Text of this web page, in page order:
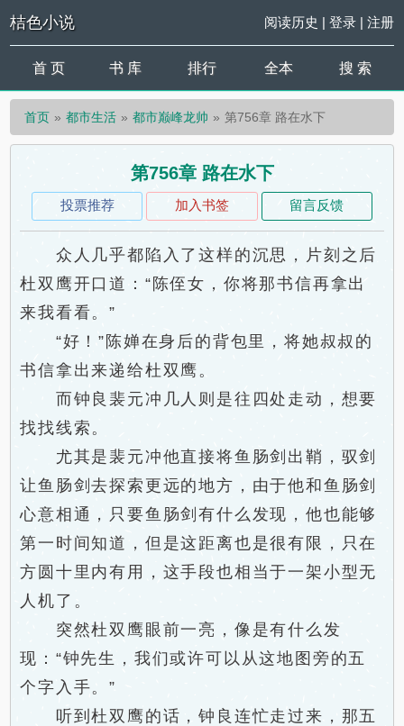
桔色小说 阅读历史 | 登录| 注册
首 页 书 库 排行 全本 搜 索
首页 都市生活 都市巅峰龙帅 第756章 路在水下
第756章 路在水下
投票推荐 加入书签 留言反馈
众人几乎都陷入了这样的沉思，片刻之后
杜双鹰开口道：“陈侄女，你将那书信再拿出
来我看看。”
“好！”陈婵在身后的背包里，将她叔叔的
书信拿出来递给杜双鹰。
而钟良裴元冲几人则是往四处走动，想要
找找线索。
尤其是裴元冲他直接将鱼肠剑出鞘，驭剑
让鱼肠剑去探索更远的地方，由于他和鱼肠剑
心意相通，只要鱼肠剑有什么发现，他也能够
第一时间知道，但是这距离也是很有限，只在
方圆十里内有用，这手段也相当于一架小型无
人机了。
突然杜双鹰眼前一亮，像是有什么发
现：“钟先生，我们或许可以从这地图旁的五
个字入手。”
听到杜双鹰的话，钟良连忙走过来，那五